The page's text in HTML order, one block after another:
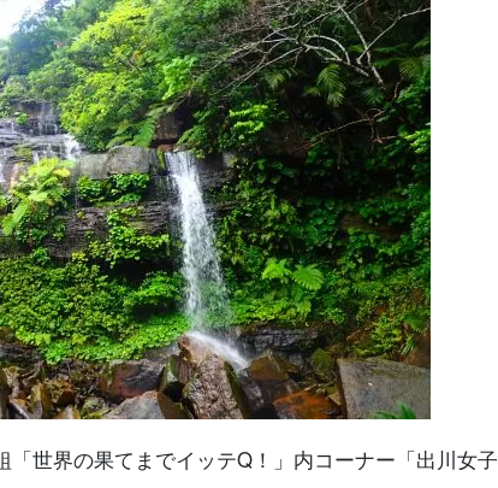
世界の果てまでイッテQ！」内コーナー「出川女子